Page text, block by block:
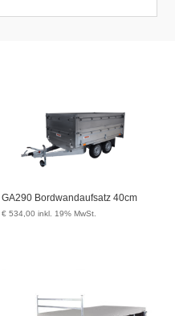
GA290 Bordwandaufsatz 40cm
€ 534,00 inkl. 19% MwSt.